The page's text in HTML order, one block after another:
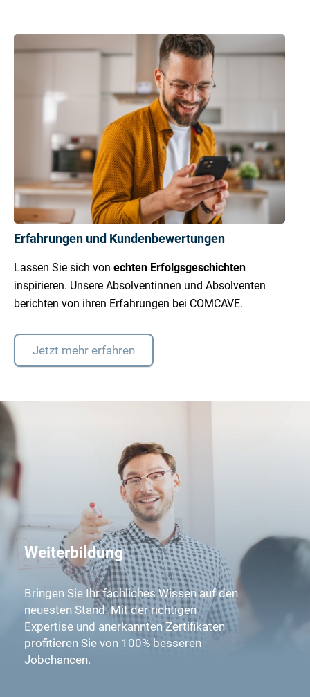
Erfahrungen und Kundenbewertungen
Lassen Sie sich von echten Erfolgsgeschichten
inspirieren. Unsere Absolventinnen und Absolventen
berichten von ihren Erfahrungen bei COMCAVE.
Jetzt mehr erfahren
Weiterbildung
Bringen Sie Ihr fachliches Wissen auf den
neuesten Stand. Mit der richtigen
Expertise und anerkannten Zertifikaten
profitieren Sie von 100% besseren
Jobchancen.